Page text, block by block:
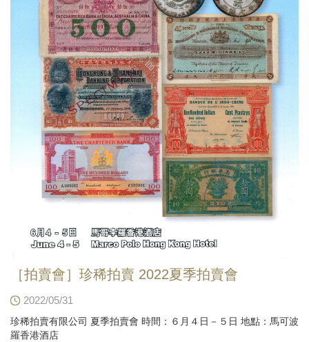
［拍賣會］珍稀拍賣 2022夏季拍賣會
2022/05/31
珍稀拍賣有限公司 夏季拍賣會 時間：６月４日－５日 地點：馬可波
羅香港酒店